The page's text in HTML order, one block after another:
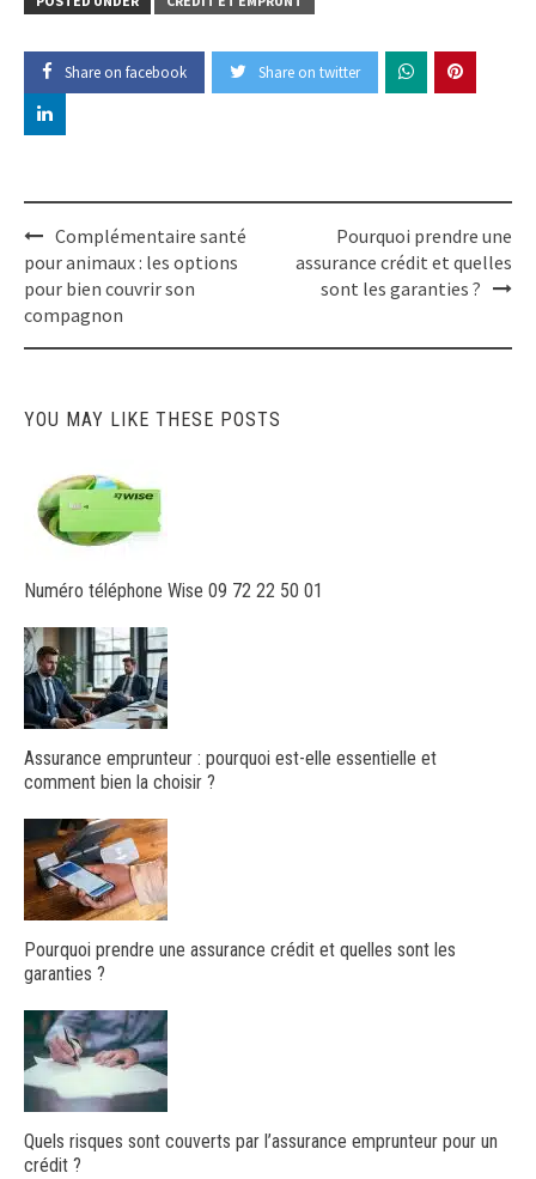
Share on facebook Share on twitter
Post
navigation
Complémentaire santé
pour animaux : les options
pour bien couvrir son
compagnon
Pourquoi prendre une
assurance crédit et quelles
sont les garanties ?
YOU MAY LIKE THESE POSTS
Numéro téléphone Wise 09 72 22 50 01
Assurance emprunteur : pourquoi est-elle essentielle et
comment bien la choisir ?
Pourquoi prendre une assurance crédit et quelles sont les
garanties ?
Quels risques sont couverts par l’assurance emprunteur pour un
crédit ?